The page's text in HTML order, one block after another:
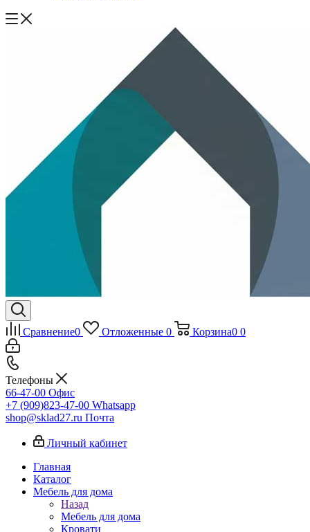
Сравнение0 Отложенные 0 Корзина0 0
Телефоны
66-47-00 Офис
+7 (909)823-47-00 Whatsapp
shop@sklad27.ru Почта
Личный кабинет
Главная
Каталог
Мебель для дома
Назад
Мебель для дома
Кровати